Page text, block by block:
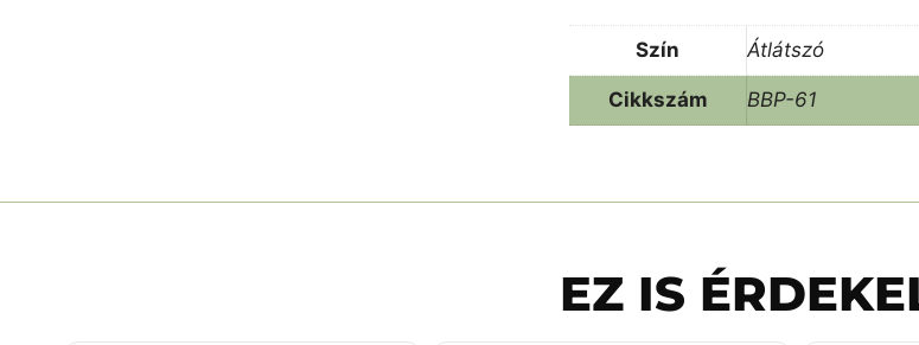
Szín Átlátszó
Cikkszám BBP-61
EZ IS